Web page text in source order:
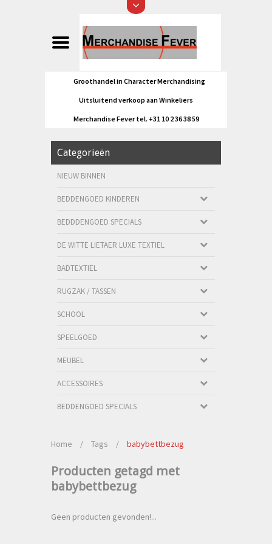
Groothandel in Character Merchandising
Uitsluitend verkoop aan Winkeliers
Merchandise Fever tel. +31 10 2 36 38 59
Categorieën
NIEUW BINNEN
BEDDENGOED KINDEREN
BEDDDENGOED SPECIALS
DE WITTE LIETAER LUXE TEXTIEL
BADTEXTIEL
RUGZAK / TASSEN
SCHOOL
SPEELGOED
MEUBEL
ACCESSOIRES
BEDDENGOED SPECIALS
Home / Tags / babybettbezug
Producten getagd met
babybettbezug
Geen producten gevonden!...